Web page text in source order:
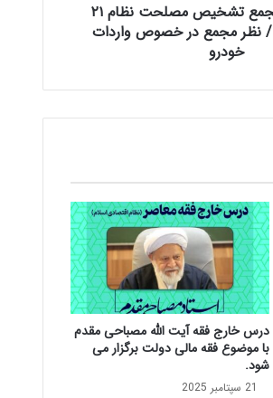
گزارش جلسه مجمع تشخیص مصلحت نظام ۲۱
اردیبهشت ۱۴۰۱ / نظر مجمع در خصوص واردات
خودرو
درس خارج فقه آیت الله مصباحی مقدم
با موضوع فقه مالی دولت برگزار می
شود.
21 سپتامبر 2025